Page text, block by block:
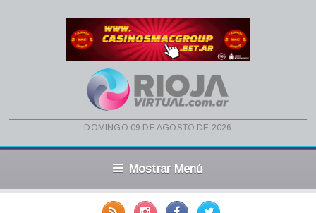
domingo 09 de agosto de 2026
Mostrar Menú